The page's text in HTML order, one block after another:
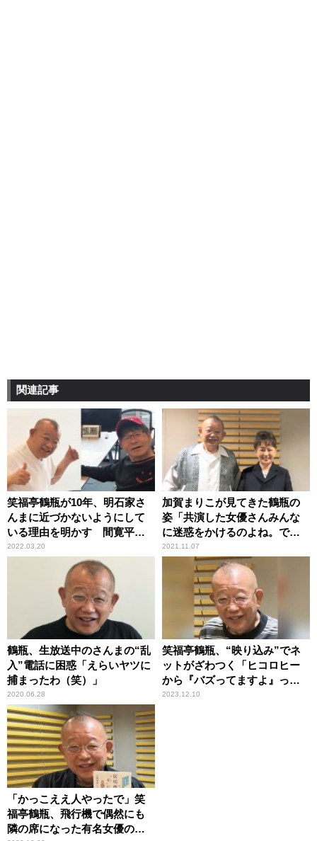
関連記事
笑福亭鶴瓶が10年、明石家さ
んまに近づかないようにして
いる理由を明かす 間寛平も
理解
2022.03.20
加賀まりこが見てきた鶴瓶の
姿「共演した女優さんみんな
に迷惑をかけるのよね。でも
好かれる」
2021.11.07
鶴瓶、生放送中のさんまの“乱
入”電話に困惑「えらいヤツに
捕まったわ（笑）」
2020.06.28
笑福亭鶴瓶、“映り込み”でネ
ットがざわつく「ヒコロヒー
から『バズってますよ』って
連絡が……」
2023.12.10
「かっこええ人やったで」笑
福亭鶴瓶、飛行機で偶然にも
隣の席になった有名女優の夫